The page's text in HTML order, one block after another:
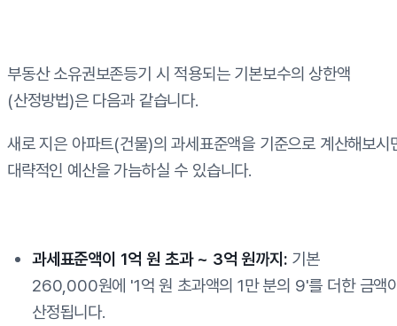
부동산 소유권보존등기 시 적용되는 기본보수의 상한액
(산정방법)은 다음과 같습니다.
새로 지은 아파트(건물)의 과세표준액을 기준으로 계산해보시
대략적인 예산을 가늠하실 수 있습니다.
과세표준액이 1억 원 초과 ~ 3억 원까지: 기본
260,000원에 '1억 원 초과액의 1만 분의 9'를 더한 금액
산정됩니다.